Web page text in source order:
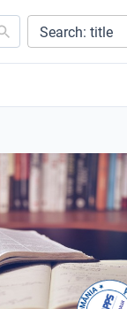
Search: title